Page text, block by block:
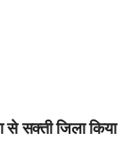
से सक्ती जिला किया